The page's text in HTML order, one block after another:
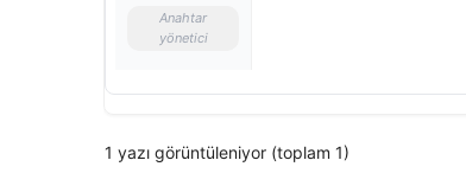
Anahtar
yönetici
1 yazı görüntüleniyor (toplam 1)